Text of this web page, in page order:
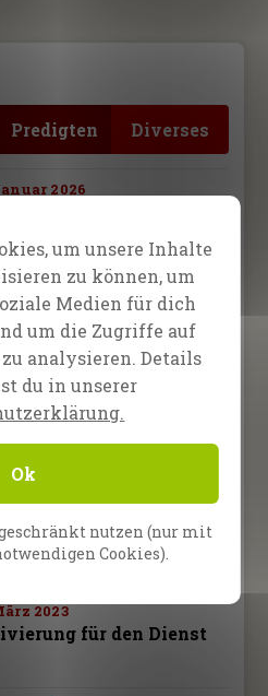
Predigten Diverses
2026
vor unseren Augen
2025
durch Christus
2024
des gesamten
lebendige Grab
2023
für den Dienst
um unsere Inhalte
zu können, um
Medien für dich
um die Zugriffe auf
analysieren. Details
du in unserer
Ok
nutzen (nur mit
Cookies).